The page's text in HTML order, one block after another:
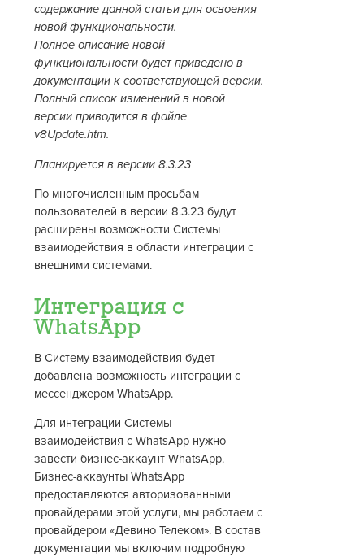
содержание данной статьи для освоения
новой функциональности.
Полное описание новой
функциональности будет приведено в
документации к соответствующей версии.
Полный список изменений в новой
версии приводится в файле
v8Update.htm.
Планируется в версии 8.3.23
По многочисленным просьбам
пользователей в версии 8.3.23 будут
расширены возможности Системы
взаимодействия в области интеграции с
внешними системами.
Интеграция с
WhatsApp
В Систему взаимодействия будет
добавлена возможность интеграции с
мессенджером WhatsApp.
Для интеграции Системы
взаимодействия с WhatsApp нужно
завести бизнес-аккаунт WhatsApp.
Бизнес-аккаунты WhatsApp
предоставляются авторизованными
провайдерами этой услуги, мы работаем с
провайдером «Девино Телеком». В состав
документации мы включим подробную